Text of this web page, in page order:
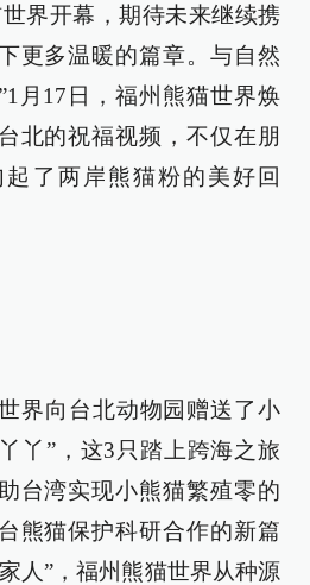
界开幕，期待未来继续携
更多温暖的篇章。与自然
月17日，福州熊猫世界焕
北的祝福视频，不仅在朋
了两岸熊猫粉的美好回
界向台北动物园赠送了小
丫”，这3只踏上跨海之旅
台湾实现小熊猫繁殖零的
熊猫保护科研合作的新篇
人”，福州熊猫世界从种源